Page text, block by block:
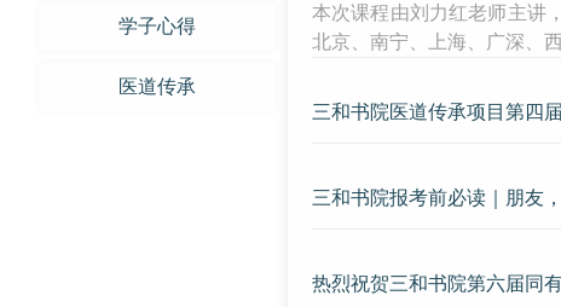
学子心得
医道传承
本次课程由刘力红老师主讲
北京、南宁、上海、广深、
三和书院医道传承项目第四
三和书院报考前必读｜朋友
热烈祝贺三和书院第六届同